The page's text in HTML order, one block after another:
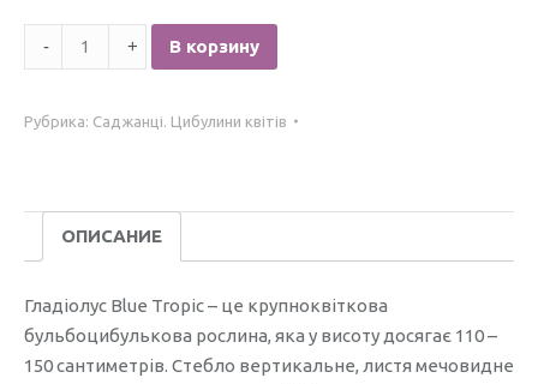
Количество
Гладіолус
Tropic
В корзину
Рубрика: Саджанці. Цибулини квітів
ОПИСАНИЕ
Гладіолус Blue Tropic – це крупноквіткова
бульбоцибулькова рослина, яка у висоту досягає 110 –
150 сантиметрів. Стебло вертикальне, листя мечовидне